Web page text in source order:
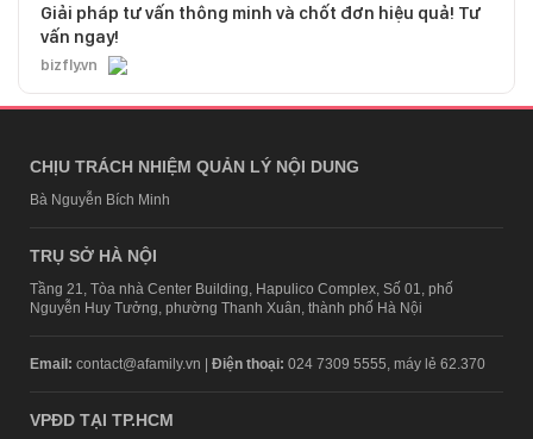
Giải pháp tư vấn thông minh và chốt đơn hiệu quả! Tư
vấn ngay!
bizfly.vn
CHỊU TRÁCH NHIỆM QUẢN LÝ NỘI DUNG
Bà Nguyễn Bích Minh
TRỤ SỞ HÀ NỘI
Tầng 21, Tòa nhà Center Building, Hapulico Complex, Số 01, phố
Nguyễn Huy Tưởng, phường Thanh Xuân, thành phố Hà Nội
Email: contact@afamily.vn | Điện thoại: 024 7309 5555, máy lẻ 62.370
VPĐD TẠI TP.HCM